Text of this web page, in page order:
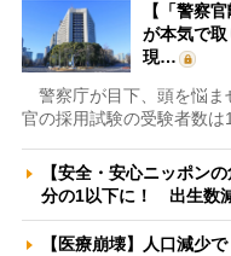
【「警察
が本気で
現…
警察庁が目下、頭を悩ま
官の採用試験の受験者数
【安全・安心ニッポン
分の1以下に！ 出生数
【医療崩壊】人口減少